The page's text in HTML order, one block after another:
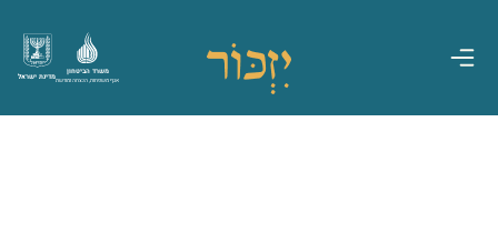
מדינת ישראל
משרד הביטחון
אגף משפחות, הנצחה ומורשת